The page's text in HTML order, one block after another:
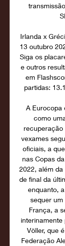
Irlanda x
13 outubro
Siga os
e outros
em
partidas:
A Eurocopa
como
recuperação
vexames
oficiais, a
nas Copas
2022, além
de final da
enquanto,
sequer um
França, a
Völler, que
Federação